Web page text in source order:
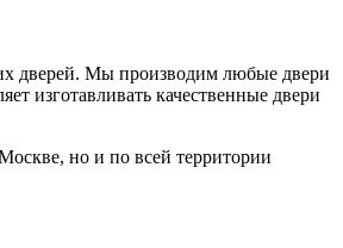
дверей. Мы производим любые двери
изготавливать качественные двери
но и по всей территории